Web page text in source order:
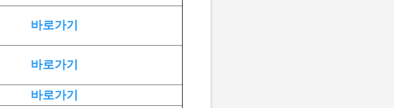
바로가기
바로가기
바로가기